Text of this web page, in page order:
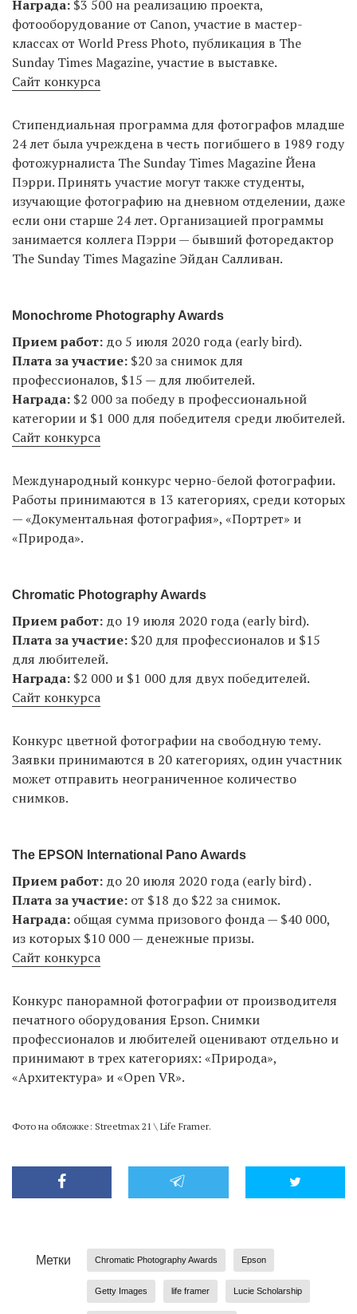
Награда: $3 500 на реализацию проекта,
фотооборудование от Canon, участие в мастер-
классах от World Press Photo, публикация в The
Sunday Times Magazine, участие в выставке.
Сайт конкурса
Стипендиальная программа для фотографов младше
24 лет была учреждена в честь погибшего в 1989 году
фотожурналиста The Sunday Times Magazine Йена
Пэрри. Принять участие могут также студенты,
изучающие фотографию на дневном отделении, даже
если они старше 24 лет. Организацией программы
занимается коллега Пэрри — бывший фоторедактор
The Sunday Times Magazine Эйдан Салливан.
Monochrome Photography Awards
Прием работ: до 5 июля 2020 года (early bird).
Плата за участие: $20 за снимок для
профессионалов, $15 — для любителей.
Награда: $2 000 за победу в профессиональной
категории и $1 000 для победителя среди любителей.
Сайт конкурса
Международный конкурс черно-белой фотографии.
Работы принимаются в 13 категориях, среди которых
— «Документальная фотография», «Портрет» и
«Природа».
Chromatic Photography Awards
Прием работ: до 19 июля 2020 года (early bird).
Плата за участие: $20 для профессионалов и $15
для любителей.
Награда: $2 000 и $1 000 для двух победителей.
Сайт конкурса
Конкурс цветной фотографии на свободную тему.
Заявки принимаются в 20 категориях, один участник
может отправить неограниченное количество
снимков.
The EPSON International Pano Awards
Прием работ: до 20 июля 2020 года (early bird) .
Плата за участие: от $18 до $22 за снимок.
Награда: общая сумма призового фонда — $40 000,
из которых $10 000 — денежные призы.
Сайт конкурса
Конкурс панорамной фотографии от производителя
печатного оборудования Epson. Снимки
профессионалов и любителей оценивают отдельно и
принимают в трех категориях: «Природа»,
«Архитектура» и «Open VR».
Фото на обложке: Streetmax 21 \ Life Framer.
Метки Chromatic Photography Awards Epson
Getty Images life framer Lucie Scholarship